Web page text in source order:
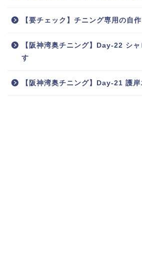
【要チェック】チニング専用の自
【阪神湾奥チニング】Day-22 シ
す
【阪神湾奥チニング】Day-21 護